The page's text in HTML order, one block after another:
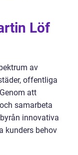
Löf
av
offentliga
att
samarbeta
innovativa
kunders behov